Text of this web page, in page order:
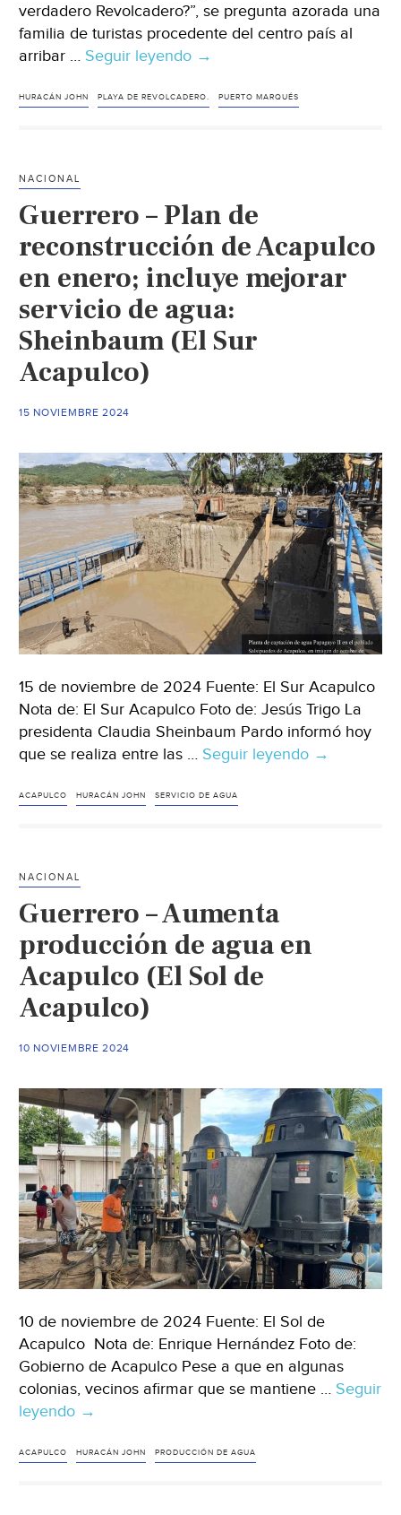
verdadero Revolcadero?”, se pregunta azorada una
familia de turistas procedente del centro país al
arribar … Seguir leyendo Guerrero
A
apenas
nivel
del
agua
y
aún
playa
‘Revolcadero’
(La
Jornada)
→
HURACÁN JOHN PLAYA DE REVOLCADERO. PUERTO MARQUÉS
NACIONAL
Guerrero – Plan de
reconstrucción de Acapulco
en enero; incluye mejorar
servicio de agua:
Sheinbaum (El Sur
Acapulco)
15 NOVIEMBRE 2024
15 de noviembre de 2024 Fuente: El Sur Acapulco
Nota de: El Sur Acapulco Foto de: Jesús Trigo La
presidenta Claudia Sheinbaum Pardo informó hoy
que se realiza entre las … Seguir leyendo Guerrero
(El
Sur
Acapulco)
→
ACAPULCO HURACÁN JOHN SERVICIO DE AGUA
NACIONAL
Guerrero – Aumenta
producción de agua en
Acapulco (El Sol de
Acapulco)
10 NOVIEMBRE 2024
10 de noviembre de 2024 Fuente: El Sol de
Acapulco Nota de: Enrique Hernández Foto de:
Gobierno de Acapulco Pese a que en algunas
colonias, vecinos afirmar que se mantiene … Seguir
leyendo Guerrero
Aumenta
→
ACAPULCO HURACÁN JOHN PRODUCCIÓN DE AGUA